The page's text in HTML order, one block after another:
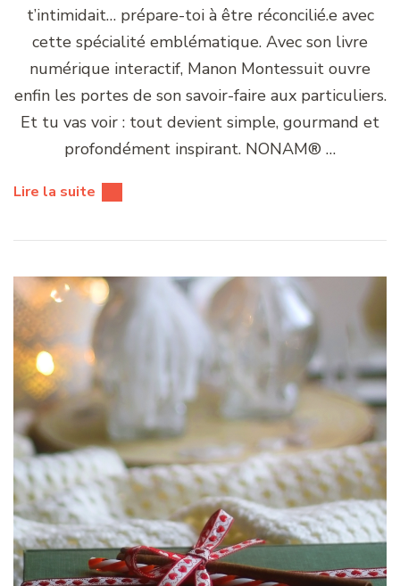
t’intimidait… prépare-toi à être réconcilié.e avec
cette spécialité emblématique. Avec son livre
numérique interactif, Manon Montessuit ouvre
enfin les portes de son savoir-faire aux particuliers.
Et tu vas voir : tout devient simple, gourmand et
profondément inspirant. NONAM® …
Lire la suite